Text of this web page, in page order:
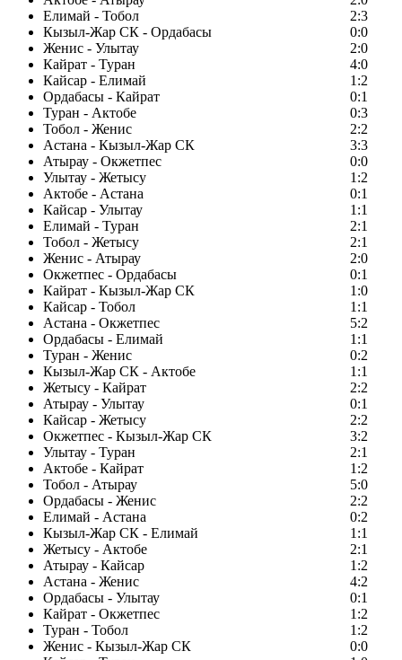
Елимай - Тобол
2:3
Кызыл-Жар СК - Ордабасы
0:0
Женис - Улытау
2:0
Кайрат - Туран
4:0
Кайсар - Елимай
1:2
Ордабасы - Кайрат
0:1
Туран - Актобе
0:3
Тобол - Женис
2:2
Астана - Кызыл-Жар СК
3:3
Атырау - Окжетпес
0:0
Улытау - Жетысу
1:2
Актобе - Астана
0:1
Кайсар - Улытау
1:1
Елимай - Туран
2:1
Тобол - Жетысу
2:1
Женис - Атырау
2:0
Окжетпес - Ордабасы
0:1
Кайрат - Кызыл-Жар СК
1:0
Кайсар - Тобол
1:1
Астана - Окжетпес
5:2
Ордабасы - Елимай
1:1
Туран - Женис
0:2
Кызыл-Жар СК - Актобе
1:1
Жетысу - Кайрат
2:2
Атырау - Улытау
0:1
Кайсар - Жетысу
2:2
Окжетпес - Кызыл-Жар СК
3:2
Улытау - Туран
2:1
Актобе - Кайрат
1:2
Тобол - Атырау
5:0
Ордабасы - Женис
2:2
Елимай - Астана
0:2
Кызыл-Жар СК - Елимай
1:1
Жетысу - Актобе
2:1
Атырау - Кайсар
1:2
Астана - Женис
4:2
Ордабасы - Улытау
0:1
Кайрат - Окжетпес
1:2
Туран - Тобол
1:2
Женис - Кызыл-Жар СК
0:0